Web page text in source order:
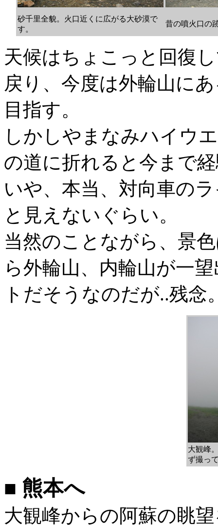
砂千里全貌。火口近くに広がる大砂漠で
す。
昔の噴火口の
天候はちょこっと回復
戻り、今度は外輪山に
目指す。
しかしやまなみハイウ
の道に折れると今まで
いや、本当、対向車の
と見えないぐらい。
当然のことながら、景
ら外輪山、内輪山が一
トだそうなのだが..残念
大観峰
ず撮っ
■ 熊本へ
大観峰からの阿蘇の眺